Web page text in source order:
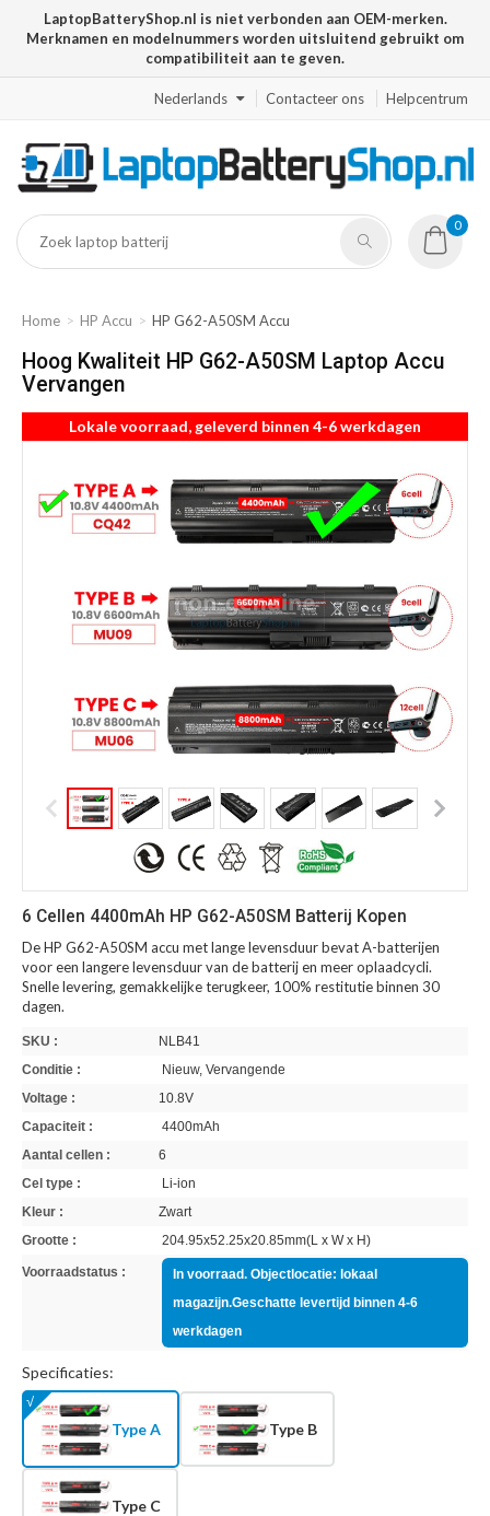
LaptopBatteryShop.nl is niet verbonden aan OEM-merken.
Merknamen en modelnummers worden uitsluitend gebruikt om
compatibiliteit aan te geven.
Nederlands Contacteer ons Helpcentrum
0
Home HP Accu HP G62-A50SM Accu
Hoog Kwaliteit HP G62-A50SM Laptop Accu
Vervangen
Lokale voorraad, geleverd binnen 4-6 werkdagen
6 Cellen 4400mAh HP G62-A50SM Batterij Kopen
De HP G62-A50SM accu met lange levensduur bevat A-batterijen
voor een langere levensduur van de batterij en meer oplaadcycli.
Snelle levering, gemakkelijke terugkeer, 100% restitutie binnen 30
dagen.
SKU :
NLB41
Conditie :
Nieuw, Vervangende
Voltage :
10.8V
Capaciteit :
4400mAh
Aantal cellen :
6
Cel type :
Li-ion
Kleur :
Zwart
Grootte :
204.95x52.25x20.85mm(L x W x H)
Voorraadstatus :
In voorraad. Objectlocatie: lokaal
magazijn.Geschatte levertijd binnen 4-6
werkdagen
Specificaties:
Type A Type B
Type C